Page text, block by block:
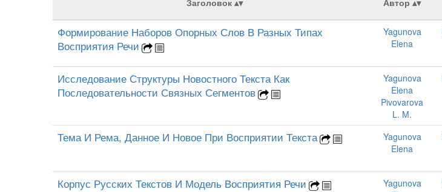
Заголовок Автор
Формирование Наборов Опорных Слов В Разных Типах
Восприятия Речи
Yagunova
Elena
Исследование Структуры Новостного Текста Как
Последовательности Связных Сегментов
Yagunova
Elena
Pivovarova
L. M.
Тема И Рема, Данное И Новое При Восприятии Текста
Yagunova
Elena
Корпус Русских Текстов И Модель Восприятия Речи
Yagunova